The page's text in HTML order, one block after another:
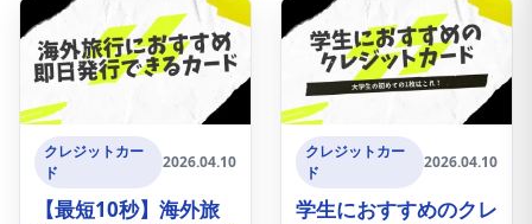
クレジットカー
ド
2026.04.10
【最短10秒】海外旅
クレジットカー
ド
2026.04.10
学生におすすめのクレ